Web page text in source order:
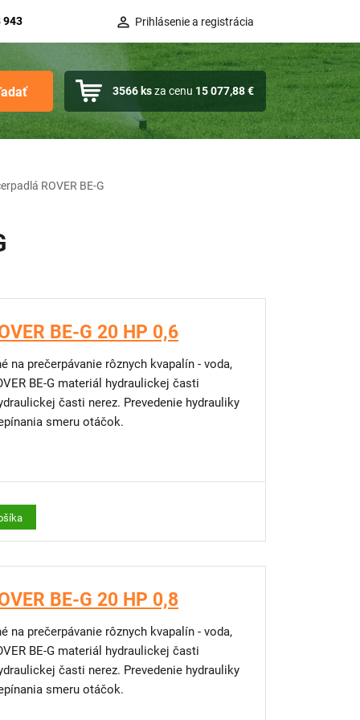
943 Prihlásenie a registrácia
3566ksza cenu 15 077,88 €
ROVER BE-G
BE-G 20 HP 0,6
na prečerpávanie rôznych kvapalín - voda,
BE-G materiál hydraulickej časti
časti nerez. Prevedenie hydrauliky
smeru otáčok.
BE-G 20 HP 0,8
na prečerpávanie rôznych kvapalín - voda,
BE-G materiál hydraulickej časti
časti nerez. Prevedenie hydrauliky
smeru otáčok.